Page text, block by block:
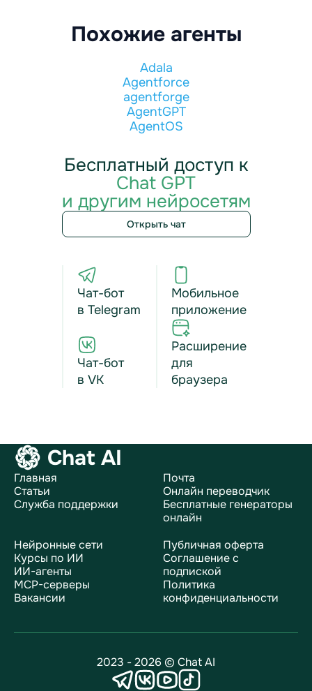
Похожие агенты
Adala
Agentforce
agentforge
AgentGPT
AgentOS
Бесплатный доступ к
Chat GPT
и другим нейросетям
Открыть чат
Чат-бот
в Telegram
Чат-бот
в VK
Мобильное
приложение
Расширение
для
браузера
Chat AI
Главная
Статьи
Служба поддержки
Почта
Онлайн переводчик
Бесплатные генераторы
онлайн
Нейронные сети
Курсы по ИИ
ИИ-агенты
MCP-серверы
Вакансии
Публичная оферта
Соглашение с
подпиской
Политика
конфиденциальности
2023 - 2026 © Chat AI